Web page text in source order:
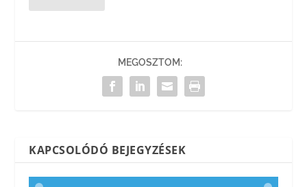
MEGOSZTOM:
KAPCSOLÓDÓ BEJEGYZÉSEK